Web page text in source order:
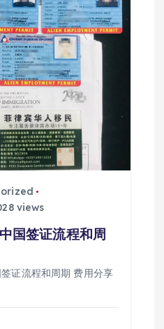
views
国签证流程和周
证流程和周期 费用分享